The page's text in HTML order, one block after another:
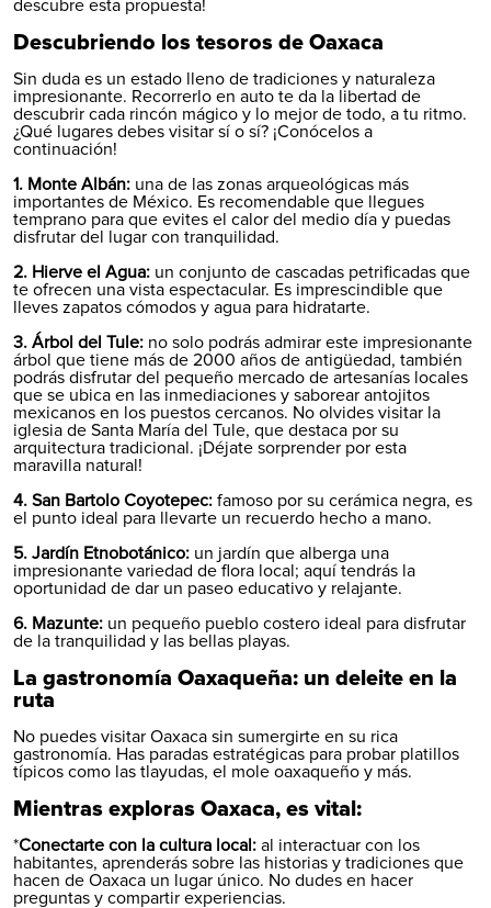
descubre esta propuesta!
Descubriendo los tesoros de Oaxaca
Sin duda es un estado lleno de tradiciones y naturaleza
impresionante. Recorrerlo en auto te da la libertad de
descubrir cada rincón mágico y lo mejor de todo, a tu ritmo.
¿Qué lugares debes visitar sí o sí? ¡Conócelos a
continuación!
1. Monte Albán: una de las zonas arqueológicas más
importantes de México. Es recomendable que llegues
temprano para que evites el calor del medio día y puedas
disfrutar del lugar con tranquilidad.
2. Hierve el Agua: un conjunto de cascadas petrificadas que
te ofrecen una vista espectacular. Es imprescindible que
lleves zapatos cómodos y agua para hidratarte.
3. Árbol del Tule: no solo podrás admirar este impresionante
árbol que tiene más de 2000 años de antigüedad, también
podrás disfrutar del pequeño mercado de artesanías locales
que se ubica en las inmediaciones y saborear antojitos
mexicanos en los puestos cercanos. No olvides visitar la
iglesia de Santa María del Tule, que destaca por su
arquitectura tradicional. ¡Déjate sorprender por esta
maravilla natural!
4. San Bartolo Coyotepec: famoso por su cerámica negra, es
el punto ideal para llevarte un recuerdo hecho a mano.
5. Jardín Etnobotánico: un jardín que alberga una
impresionante variedad de flora local; aquí tendrás la
oportunidad de dar un paseo educativo y relajante.
6. Mazunte: un pequeño pueblo costero ideal para disfrutar
de la tranquilidad y las bellas playas.
La gastronomía Oaxaqueña: un deleite en la
ruta
No puedes visitar Oaxaca sin sumergirte en su rica
gastronomía. Has paradas estratégicas para probar platillos
típicos como las tlayudas, el mole oaxaqueño y más.
Mientras exploras Oaxaca, es vital:
*Conectarte con la cultura local: al interactuar con los
habitantes, aprenderás sobre las historias y tradiciones que
hacen de Oaxaca un lugar único. No dudes en hacer
preguntas y compartir experiencias.